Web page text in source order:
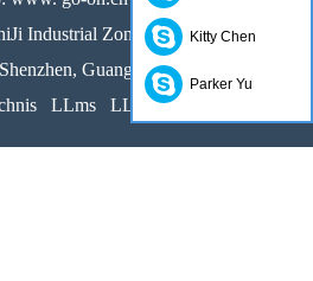
Industrial Zone, KuiChong Town
Guangdong, China
LLms LLms voll
Kitty Chen
Parker Yu